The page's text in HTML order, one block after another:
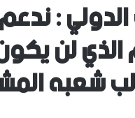
:
لن
شعبه